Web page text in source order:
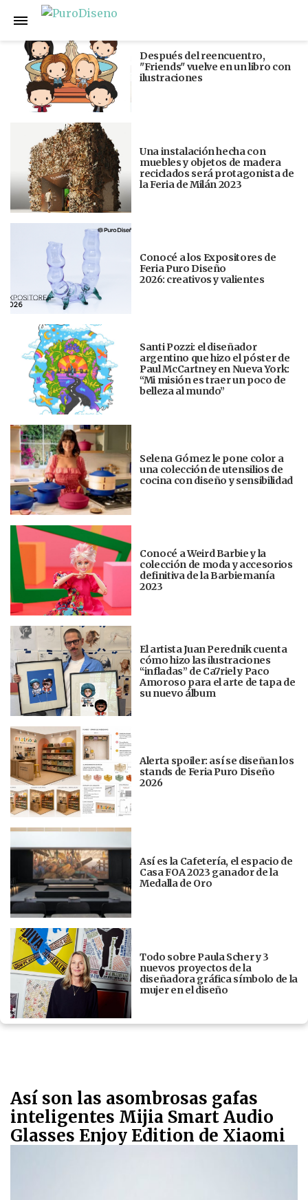
Anterior
Después del reencuentro,
"Friends" vuelve en un libro con
ilustraciones
Una instalación hecha con
muebles y objetos de madera
reciclados será protagonista de
la Feria de Milán 2023
Conocé a los Expositores de
Feria Puro Diseño
2026: creativos y valientes
Santi Pozzi: el diseñador
argentino que hizo el póster de
Paul McCartney en Nueva York:
“Mi misión es traer un poco de
belleza al mundo”
Selena Gómez le pone color a
una colección de utensilios de
cocina con diseño y sensibilidad
Conocé a Weird Barbie y la
colección de moda y accesorios
definitiva de la Barbiemanía
2023
El artista Juan Perednik cuenta
cómo hizo las ilustraciones
“infladas” de Ca7riel y Paco
Amoroso para el arte de tapa de
su nuevo álbum
Alerta spoiler: así se diseñan los
stands de Feria Puro Diseño
2026
Así es la Cafetería, el espacio de
Casa FOA 2023 ganador de la
Medalla de Oro
Todo sobre Paula Scher y 3
nuevos proyectos de la
diseñadora gráfica símbolo de la
mujer en el diseño
Siguiente
Así son las asombrosas gafas
inteligentes Mijia Smart Audio
Glasses Enjoy Edition de Xiaomi